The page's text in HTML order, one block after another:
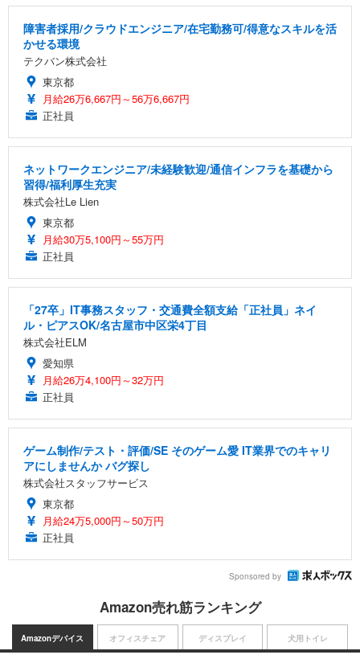
障害者採用/クラウドエンジニア/在宅勤務可/得意なスキルを活
かせる環境
テクバン株式会社
東京都
月給26万6,667円～56万6,667円
正社員
ネットワークエンジニア/未経験歓迎/通信インフラを基礎から
習得/福利厚生充実
株式会社Le Lien
東京都
月給30万5,100円～55万円
正社員
「27卒」IT事務スタッフ・交通費全額支給「正社員」ネイ
ル・ピアスOK/名古屋市中区栄4丁目
株式会社ELM
愛知県
月給26万4,100円～32万円
正社員
ゲーム制作/テスト・評価/SE そのゲーム愛 IT業界でのキャリ
アにしませんか バグ探し
株式会社スタッフサービス
東京都
月給24万5,000円～50万円
正社員
Sponsored by
Amazon売れ筋ランキング
Amazonデバイス オフィスチェア ディスプレイ 犬用トイレ